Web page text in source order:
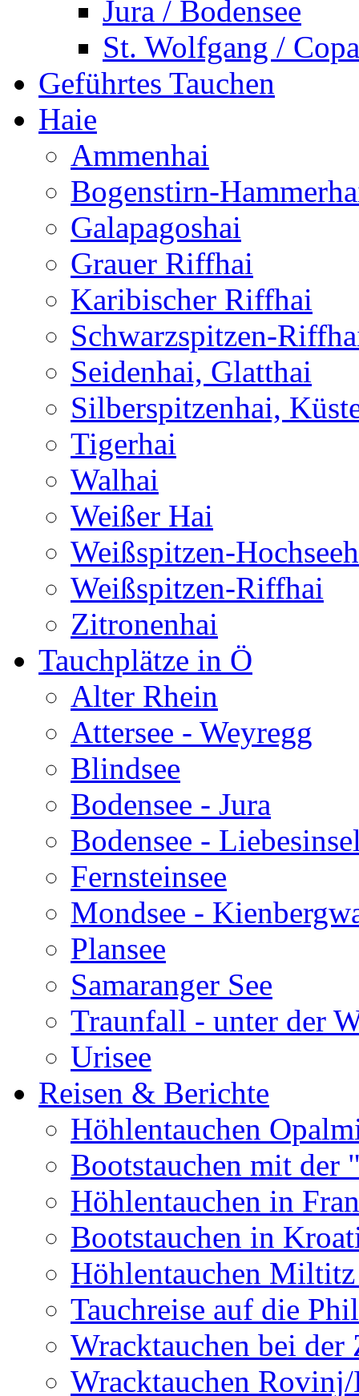
Jura / Bodensee
St. Wolfgang /
Geführtes Tauchen
Haie
Ammenhai
Bogenstirn-
Galapagoshai
Grauer Riffhai
Karibischer Riffhai
Schwarzspitzen-
Seidenhai, Glatthai
Silberspitzenhai,
Tigerhai
Walhai
Weißer Hai
Weißspitzen-
Weißspitzen-Riffhai
Zitronenhai
Tauchplätze in Ö
Alter Rhein
Attersee - Weyregg
Blindsee
Bodensee - Jura
Bodensee -
Fernsteinsee
Mondsee -
Plansee
Samaranger See
Traunfall - unter der
Urisee
Reisen & Berichte
Höhlentauchen
Bootstauchen mit
Höhlentauchen in
Bootstauchen in
Höhlentauchen
Tauchreise auf die
Wracktauchen bei der
Wracktauchen